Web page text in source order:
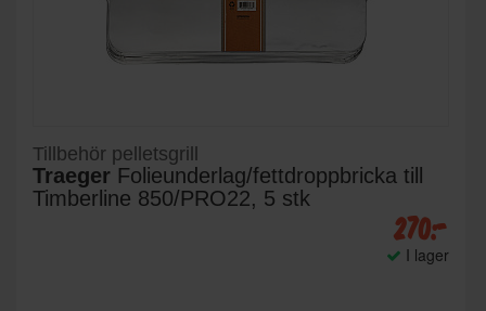
Tillbehör pelletsgrill
Traeger Folieunderlag/fettdroppbricka till
Timberline 850/PRO22, 5 stk
270:-
I lager